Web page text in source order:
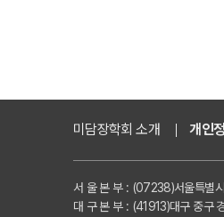
미담장학회 소개 개인
서 울 본 부 : (07238)서울특별
대 구 본 부 : (41913)대구 중구